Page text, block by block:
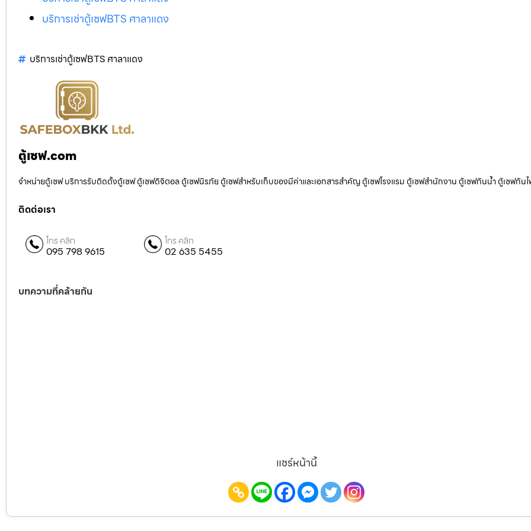
บริการเช่าตู้เซฟBTS ศาลาแดง
บริการเช่าตู้เซฟBTS ศาลาแดง
ตู้เซฟ.com
จำหน่ายตู้เซฟ บริการรับติดตั้งตู้เซฟ ตู้เซฟดิจิตอล ตู้เซฟนิรภัย ตู้เซฟสำหรับเก็บของมีค่าและเอกสารสำคัญ ตู้เซฟโรงแรม ตู้เซฟสำนักงาน ตู้เซฟกันน้ำ ตู้เซฟกัน
ติดต่อเรา
โทร คลิก
095 798 9615
โทร คลิก
02 635 5455
บทความที่คล้ายกัน
แชร์หน้านี้